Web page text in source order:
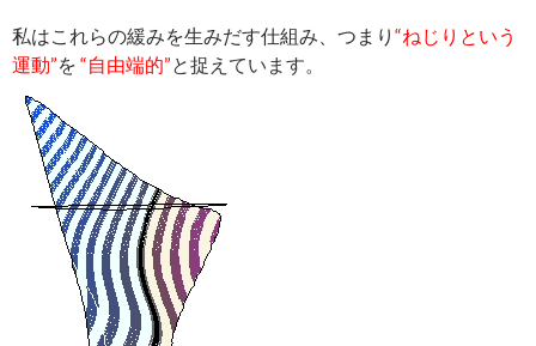
私はこれらの緩みを生みだす仕組み、つまり “ねじりという
運動”を “自由端的”と捉えています。